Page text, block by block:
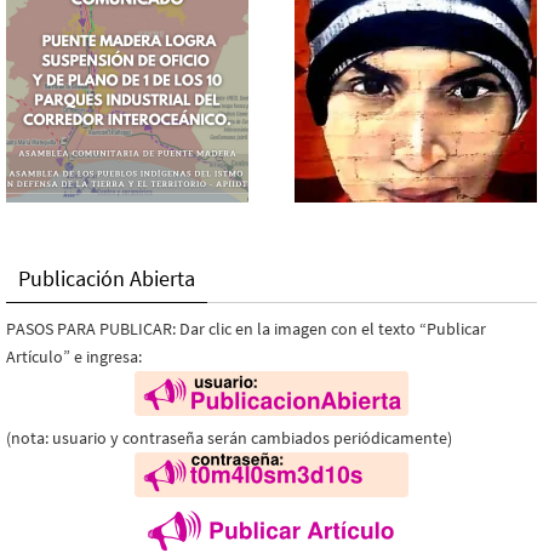
Publicación Abierta
PASOS PARA PUBLICAR: Dar clic en la imagen con el texto “Publicar
Artículo” e ingresa:
(nota: usuario y contraseña serán cambiados periódicamente)